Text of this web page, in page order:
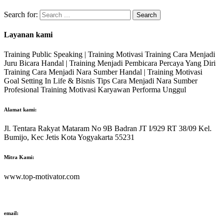
Search for:
Layanan kami
Training Public Speaking | Training Motivasi Training Cara Menjadi
Juru Bicara Handal | Training Menjadi Pembicara Percaya Yang Diri
Training Cara Menjadi Nara Sumber Handal | Training Motivasi
Goal Setting In Life & Bisnis Tips Cara Menjadi Nara Sumber
Profesional Training Motivasi Karyawan Performa Unggul
Alamat kami:
Jl. Tentara Rakyat Mataram No 9B Badran JT I/929 RT 38/09 Kel.
Bumijo, Kec Jetis Kota Yogyakarta 55231
Mitra Kami:
www.top-motivator.com
email: